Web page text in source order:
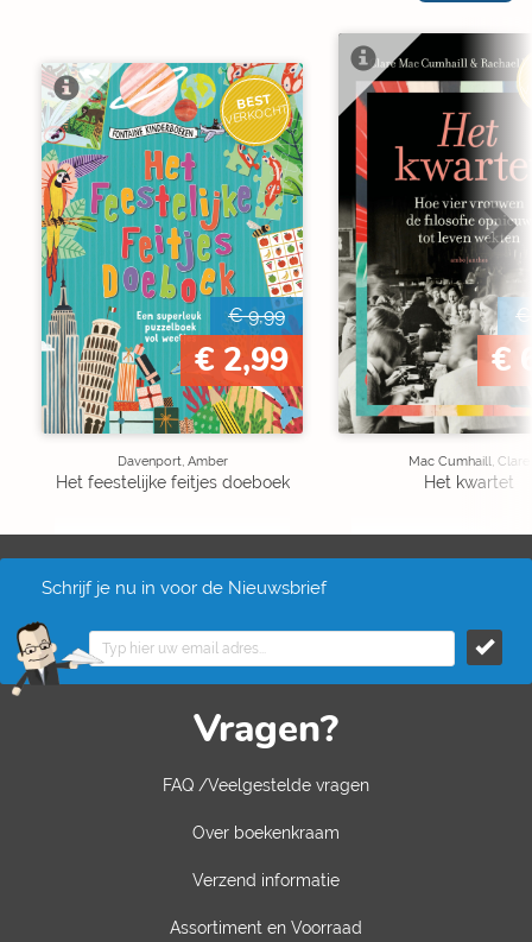
BEST
VERKOCHT
€ 9,99
€ 2,99
Davenport, Amber
Het feestelijke feitjes doeboek
€
€
Mac Cumhaill, Clare
Het kwartet
Schrijf je nu in voor de Nieuwsbrief
Vragen?
FAQ /Veelgestelde vragen
Over boekenkraam
Verzend informatie
Assortiment en Voorraad